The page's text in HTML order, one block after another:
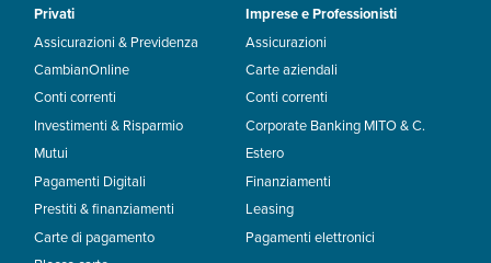
Privati
Assicurazioni & Previdenza
CambianOnline
Conti correnti
Investimenti & Risparmio
Mutui
Pagamenti Digitali
Prestiti & finanziamenti
Carte di pagamento
Imprese e Professionisti
Assicurazioni
Carte aziendali
Conti correnti
Corporate Banking MITO & C.
Estero
Finanziamenti
Leasing
Pagamenti elettronici